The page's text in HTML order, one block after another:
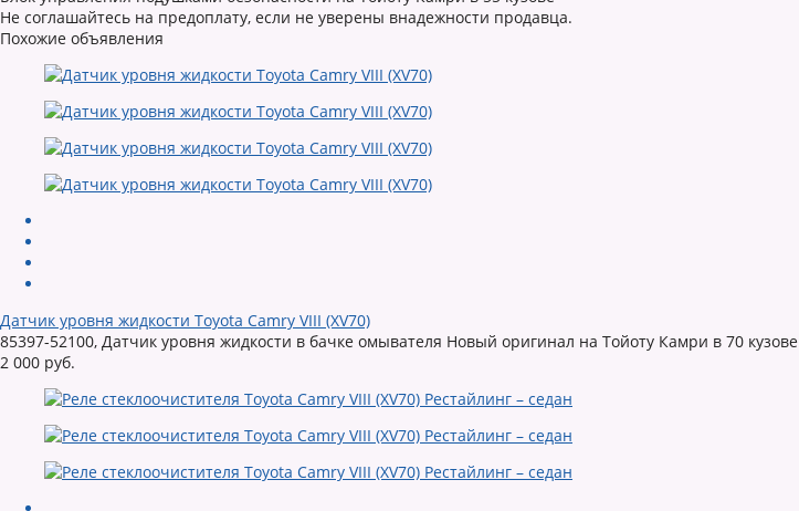
Не соглашайтесь на предоплату, если не уверены внадежности продавца.
Похожие объявления
Датчик уровня жидкости Toyota Camry VIII (XV70)
85397-52100, Датчик уровня жидкости в бачке омывателя Новый оригинал на Тойоту Камри в 70 кузове
2 000 руб.